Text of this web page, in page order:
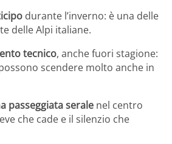
durante l’inverno: è una delle
delle Alpi italiane.
tecnico, anche fuori stagione:
scendere molto anche in
passeggiata serale nel centro
che cade e il silenzio che